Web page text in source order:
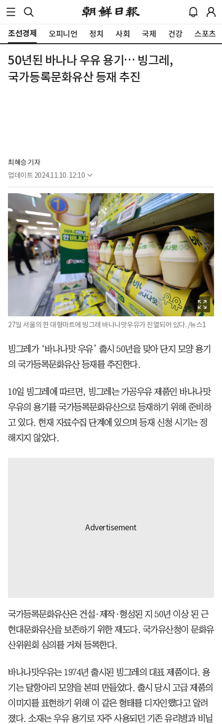
조선경제 오피니언 정치 사회 국제 건강 스포츠
50년된 바나나 우유 용기… 빙그레,
국가등록문화유산 등재 추진
최혜승 기자
업데이트 2024.11.10. 12:10
27일 서울의 한 대형마트에 빙그레 바나나맛우유가 진열되어 있다. /뉴스1
빙그레가 ‘바나나맛 우유’ 출시 50년을 맞아 단지 모양 용기
의 국가등록문화유산 등재를 추진한다.
10일 빙그레에 따르면, 빙그레는 가공우유 제품인 바나나맛
우유의 용기를 국가등록문화유산으로 등재하기 위해 준비하
고 있다. 현재 자료수집 단계에 있으며 등재 신청 시기는 정
해지지 않았다.
국가등록문화유산은 건설·제작·형성된 지 50년 이상 된 근
현대문화유산을 보존하기 위한 제도다. 국가유산청이 문화유
산위원회 심의를 거쳐 등록한다.
바나나맛우유는 1974년 출시된 빙그레의 대표 제품이다. 용
기는 달항아리 모양을 본떠 만들었다. 출시 당시 고급 제품의
이미지를 표현하기 위해 이 같은 형태를 디자인했다고 알려
졌다. 소재는 우유 용기로 자주 사용되던 기존 유리병과 비닐